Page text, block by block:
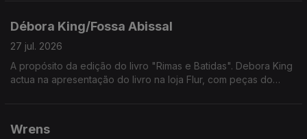
Débora King/Fossa Abissal
27 jul. 2026
A propósito da edição do livro "Rimas e Batidas". Debora King
actua na apresentação do livro na loja Flur, com peças do
Wrens